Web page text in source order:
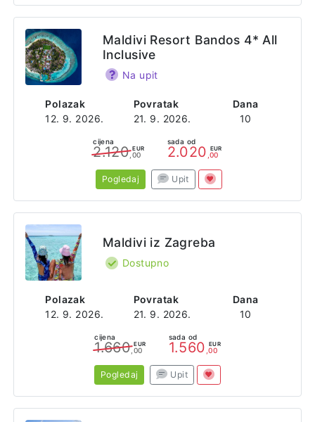
Polazak
12. 9. 2026.
Povratak
21. 9. 2026.
Dana
10
Maldivi Resort Bandos 4* All
Inclusive
Na upit
cijena
2.120 EUR
,00
sada od
2.020 EUR
,00
Pogledaj Upit
Polazak
12. 9. 2026.
Povratak
21. 9. 2026.
Dana
10
Maldivi iz Zagreba
Dostupno
cijena
1.660 EUR
,00
sada od
1.560 EUR
,00
Pogledaj Upit